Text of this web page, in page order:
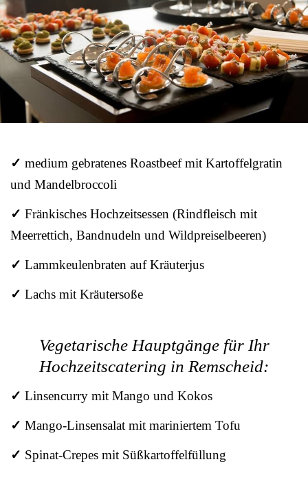
✓ medium gebratenes Roastbeef mit Kartoffelgratin
und Mandelbroccoli
✓ Fränkisches Hochzeitsessen (Rindfleisch mit
Meerrettich, Bandnudeln und Wildpreiselbeeren)
✓ Lammkeulenbraten auf Kräuterjus
✓ Lachs mit Kräutersoße
Vegetarische Hauptgänge für Ihr
Hochzeitscatering in Remscheid:
✓ Linsencurry mit Mango und Kokos
✓ Mango-Linsensalat mit mariniertem Tofu
✓ Spinat-Crepes mit Süßkartoffelfüllung